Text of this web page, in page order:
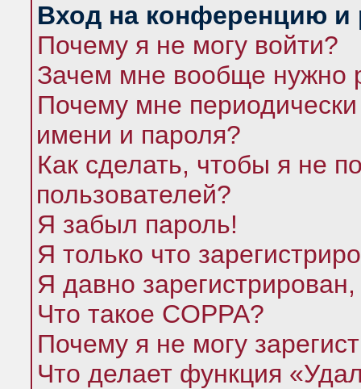
Вход на конференцию и
Почему я не могу войти?
Зачем мне вообще нужно
Почему мне
имени и пароля?
Как сделать, чтобы я не
пользователей?
Я забыл пароль!
Я только что
Я давно
Что такое COPPA?
Почему я не могу
Что делает функция